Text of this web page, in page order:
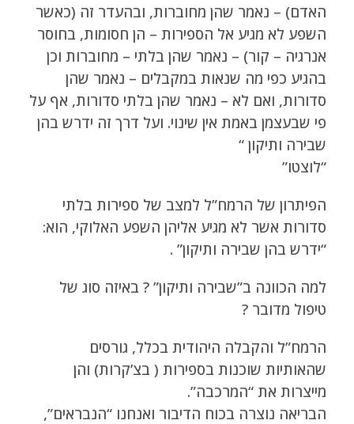
האדם) – נאמר שהן מחוברות, ובהעדר זה (כאשר
השפע לא מגיע אל הספירות – הן חסומות, בחוסר
אנרגיה – קור) – נאמר שהן בלתי – מחוברות וכן
בהגיע כפי מה שנאות במקבלים – נאמר שהן
סדורות, ואם לא – נאמר שהן בלתי סדורות, אף על
פי שבעצמן באמת אין שינוי. ועל דרך זה ידרש בהן
שבירה ותיקון “
“לוצטו”
הפיתרון של הרמח”ל למצב של ספירות בלתי
סדורות אשר לא מגיע אליהן השפע האלוקי, הוא:
“ידרש בהן שבירה ותיקון” .
למה הכוונה ב”שבירה ותיקון” ? באיזה סוג של
טיפול מדובר ?
הרמח”ל והקבלה היהודית בכלל, גורסים
שהאותיות שוכנות בספירות ( בצ’קרות) והן
מייצרות את “המרכבה”.
הבריאה נוצרה בכוח הדיבור ואנחנו “הנבראים”,